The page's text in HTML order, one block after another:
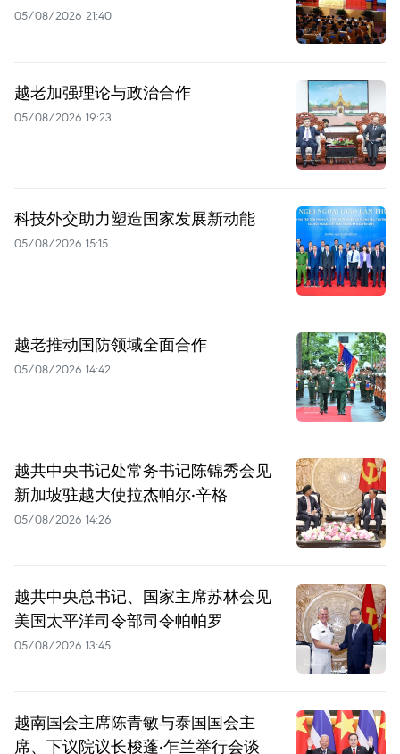
05/08/2026 21:40
越老加强理论与政治合作
05/08/2026 19:23
科技外交助力塑造国家发展新动能
05/08/2026 15:15
越老推动国防领域全面合作
05/08/2026 14:42
越共中央书记处常务书记陈锦秀会见
新加坡驻越大使拉杰帕尔·辛格
05/08/2026 14:26
越共中央总书记、国家主席苏林会见
美国太平洋司令部司令帕帕罗
05/08/2026 13:45
越南国会主席陈青敏与泰国国会主
席、下议院议长梭蓬·乍兰举行会谈